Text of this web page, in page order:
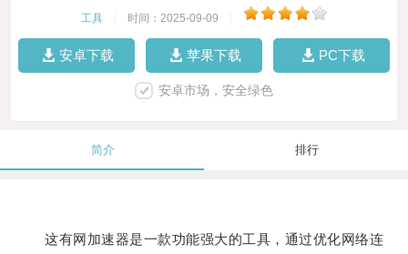
工具 时间：2025-09-09
安卓下载 苹果下载 PC下载
安卓市场，安全绿色
简介 排行
这有网加速器是一款功能强大的工具，通过优化网络连